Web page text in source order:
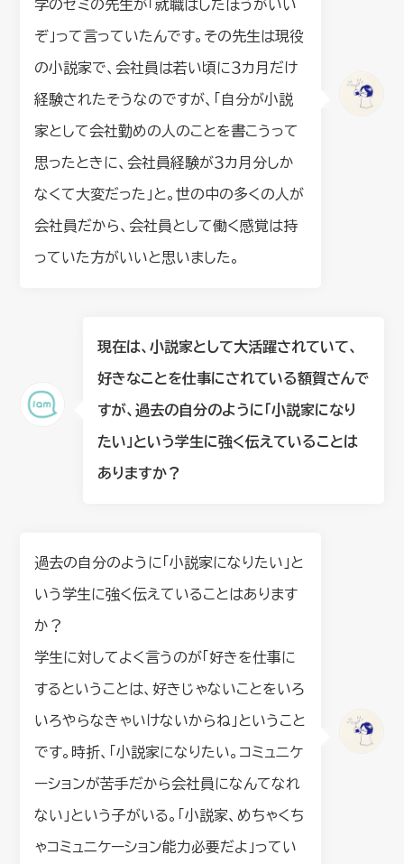
学のゼミの先生が「就職はしたほうがいい
ぞ」って言っていたんです。その先生は現役
の小説家で、会社員は若い頃に３カ月だけ
経験されたそうなのですが、「自分が小説
家として会社勤めの人のことを書こうって
思ったときに、会社員経験が３カ月分しか
なくて大変だった」と。世の中の多くの人が
会社員だから、会社員として働く感覚は持
っていた方がいいと思いました。
現在は、小説家として大活躍されていて、
好きなことを仕事にされている額賀さんで
すが、過去の自分のように「小説家になり
たい」という学生に強く伝えていることは
ありますか？
過去の自分のように「小説家になりたい」と
いう学生に強く伝えていることはあります
か？
学生に対してよく言うのが「好きを仕事に
するということは、好きじゃないことをいろ
いろやらなきゃいけないからね」ということ
です。時折、「小説家になりたい。コミュニケ
ーションが苦手だから会社員になんてなれ
ない」という子がいる。「小説家、めちゃくち
ゃコミュニケーション能力必要だよ」ってい